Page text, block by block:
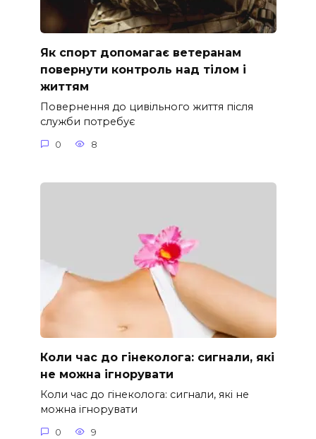
Як спорт допомагає ветеранам
повернути контроль над тілом і
життям
Повернення до цивільного життя після
служби потребує
0 8
Коли час до гінеколога: сигнали, які
не можна ігнорувати
Коли час до гінеколога: сигнали, які не
можна ігнорувати
0 9